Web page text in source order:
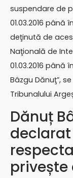
suspendare de
01.03.2016
deţinută de
Naţională de
01.03.2016 până
Bâzgu Dănuţ”,
Tribunalului
Dănuț
privește